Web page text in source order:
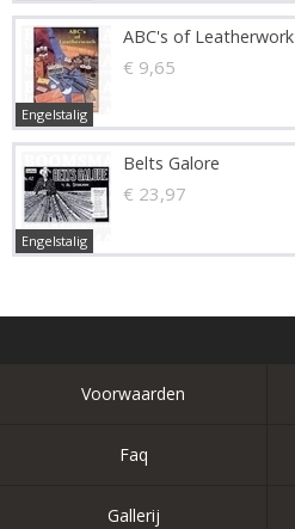
ABC's of Leatherwork
€ 9,65
Engelstalig
Belts Galore
€ 23,97
Engelstalig
Voorwaarden
Faq
Gallerij